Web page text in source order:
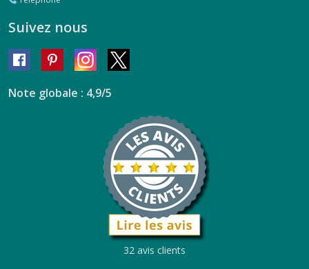
Suivez nous
Note globale : 4,9/5
32 avis clients